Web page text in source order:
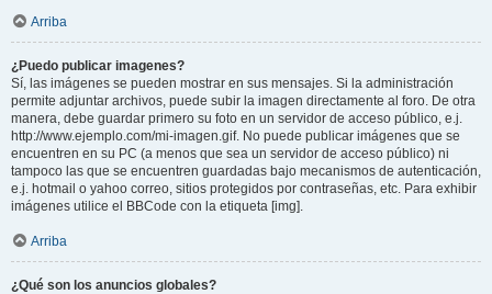
Arriba
¿Puedo publicar imagenes?
Sí, las imágenes se pueden mostrar en sus mensajes. Si la administración
permite adjuntar archivos, puede subir la imagen directamente al foro. De otra
manera, debe guardar primero su foto en un servidor de acceso público, e.j.
http://www.ejemplo.com/mi-imagen.gif. No puede publicar imágenes que se
encuentren en su PC (a menos que sea un servidor de acceso público) ni
tampoco las que se encuentren guardadas bajo mecanismos de autenticación,
e.j. hotmail o yahoo correo, sitios protegidos por contraseñas, etc. Para exhibir
imágenes utilice el BBCode con la etiqueta [img].
Arriba
¿Qué son los anuncios globales?